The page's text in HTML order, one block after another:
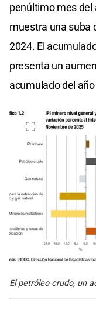
penúltimo mes
muestra una suba
2024. El
presenta un
acumulado del
El petróleo crudo, un